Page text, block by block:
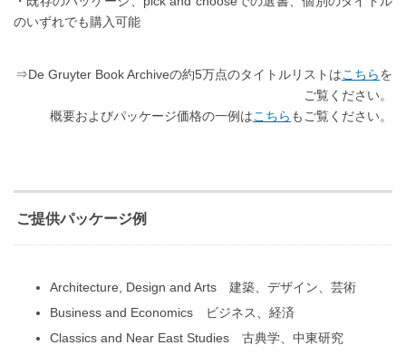
のいずれでも購入可能
⇒De Gruyter Book Archiveの約5万点のタイトルリストはこちらを
ご覧ください。
概要およびパッケージ価格の一例はこちら もご覧ください。
ご提供パッケージ例
Architecture, Design and Arts 建築、デザイン、芸術
Business and Economics ビジネス、経済
Classics and Near East Studies 古典学、中東研究